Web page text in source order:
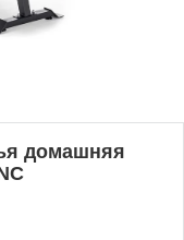
домашняя